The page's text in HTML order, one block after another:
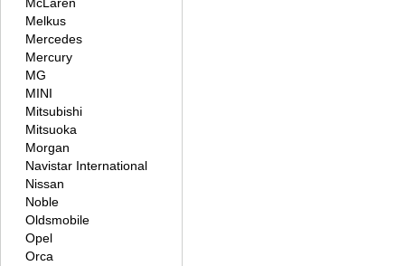
Melkus
Mercedes
Mercury
MG
MINI
Mitsubishi
Mitsuoka
Morgan
Navistar International
Nissan
Noble
Oldsmobile
Opel
Orca